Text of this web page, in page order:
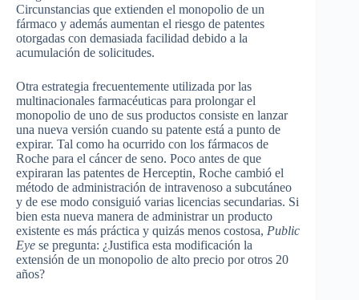
Circunstancias que extienden el monopolio de un
fármaco y además aumentan el riesgo de patentes
otorgadas con demasiada facilidad debido a la
acumulación de solicitudes.
Otra estrategia frecuentemente utilizada por las
multinacionales farmacéuticas para prolongar el
monopolio de uno de sus productos consiste en lanzar
una nueva versión cuando su patente está a punto de
expirar. Tal como ha ocurrido con los fármacos de
Roche para el cáncer de seno. Poco antes de que
expiraran las patentes de Herceptin, Roche cambió el
método de administración de intravenoso a subcutáneo
y de ese modo consiguió varias licencias secundarias. Si
bien esta nueva manera de administrar un producto
existente es más práctica y quizás menos costosa, Public
Eye se pregunta: ¿Justifica esta modificación la
extensión de un monopolio de alto precio por otros 20
años?